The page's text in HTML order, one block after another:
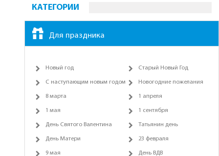
КАТЕГОРИИ
Для праздника
Новый год Старый Новый Год
С наступающим новым годом Новогодние пожелания
8 марта 1 апреля
1 мая 1 сентября
День Святого Валентина Татьянин день
День Матери 23 февраля
9 мая День ВДВ